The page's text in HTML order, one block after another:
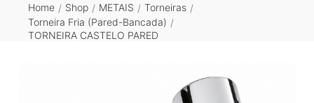
Home / Shop / METAIS / Torneiras /
Torneira Fria (Pared-Bancada) /
TORNEIRA CASTELO PARED